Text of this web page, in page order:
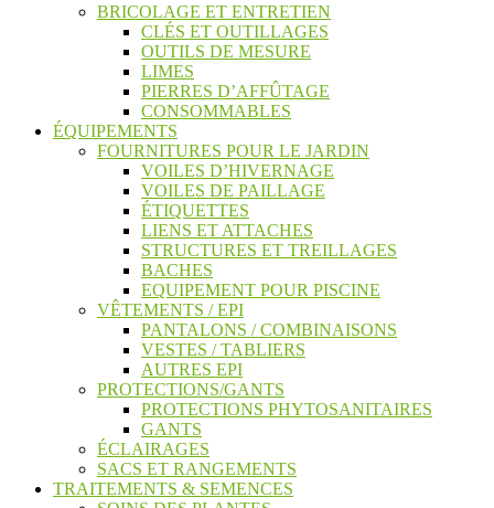
BRICOLAGE ET ENTRETIEN
CLÉS ET OUTILLAGES
OUTILS DE MESURE
LIMES
PIERRES D’AFFÛTAGE
CONSOMMABLES
ÉQUIPEMENTS
FOURNITURES POUR LE JARDIN
VOILES D’HIVERNAGE
VOILES DE PAILLAGE
ÉTIQUETTES
LIENS ET ATTACHES
STRUCTURES ET TREILLAGES
BACHES
EQUIPEMENT POUR PISCINE
VÊTEMENTS / EPI
PANTALONS / COMBINAISONS
VESTES / TABLIERS
AUTRES EPI
PROTECTIONS/GANTS
PROTECTIONS PHYTOSANITAIRES
GANTS
ÉCLAIRAGES
SACS ET RANGEMENTS
TRAITEMENTS & SEMENCES